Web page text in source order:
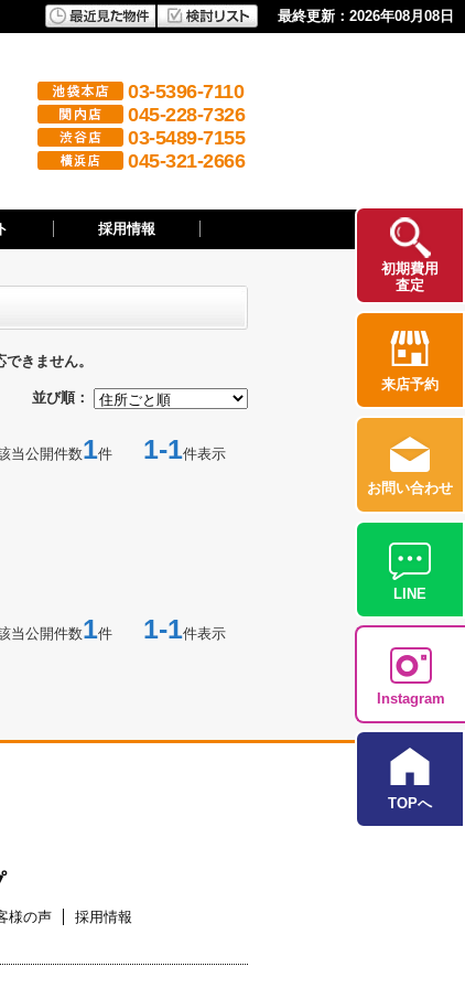
最終更新：2026年08月08日
03-5396-7110
045-228-7326
03-5489-7155
045-321-2666
採用情報
きません。
並び順：
当公開件数1件 1-1件表示
当公開件数1件 1-1件表示
様の声 採用情報
初期費用
査定
来店予約
お問い合わせ
LINE
Instagram
TOPへ